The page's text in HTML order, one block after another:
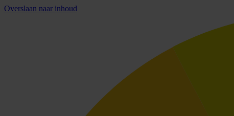
Overslaan naar inhoud